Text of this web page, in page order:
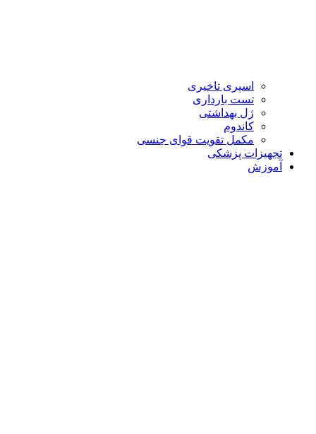
اسپری تاخیری
تست بارداری
ژل بهداشتی
کاندوم
مکمل تقویت قوای جنسی
تجهیزات پزشکی
آموزش